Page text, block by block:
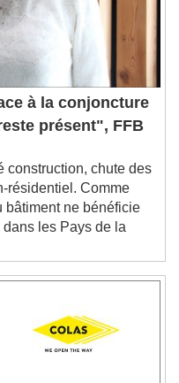
Escape will cancel
à la conjoncture
présent", FFB
chute des
résidentiel. Comme
ne bénéficie
les Pays de la